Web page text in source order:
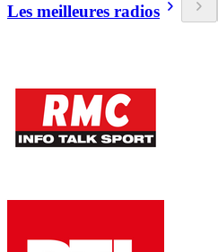
Les meilleures radios